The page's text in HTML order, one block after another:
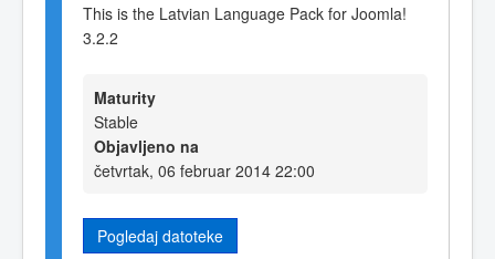
This is the Latvian Language Pack for Joomla!
3.2.2
Maturity
Stable
Objavljeno na
četvrtak, 06 februar 2014 22:00
Pogledaj datoteke